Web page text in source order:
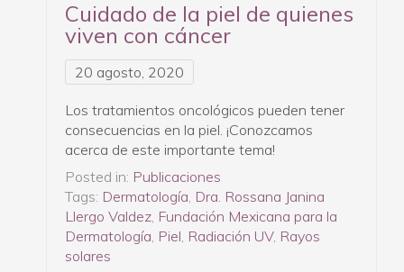
Cuidado de la piel de quienes
viven con cáncer
20 agosto, 2020
Los tratamientos oncológicos pueden tener
consecuencias en la piel. ¡Conozcamos
acerca de este importante tema!
Posted in: Publicaciones
Tags: Dermatología, Dra. Rossana Janina
Llergo Valdez, Fundación Mexicana para la
Dermatología, Piel, Radiación UV, Rayos
solares